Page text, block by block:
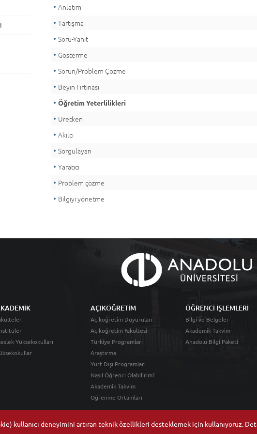
Anlatım
Tartışma
Soru-Yanıt
Gösterme
Sorun/Problem Çözme
Beyin Fırtınası
Öğretim Yeterlilikleri
Üretken
Akılcı
Sorgulayan
Yaratıcı
Problem çözme
Bilgiyi yönetme
kullanıcı deneyimini artıran teknik özellikleri desteklemek için kullanıyoruz.
Yüksekokulları
AÇIKÖĞRETİM
Açıköğretim Duyuruları
Açıköğretim Fakültesi
Türkiye Programları
Araştırma
Yurt Dışı Programları
Nasıl Öğrenci Olabilirim?
Akademik Takvim
Öğrenme Ortamları
ÖĞRENCİ İŞLEMLERİ
Bilgi ve Belgeler
Akademik Takvim
Anadolu Bilgi Paketi